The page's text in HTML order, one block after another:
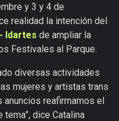
y 3 y 4 de
realidad la intención del
Idartes de ampliar la
Festivales al Parque.
diversas actividades
mujeres y artistas trans
anuncios reafirmamos el
dice Catalina